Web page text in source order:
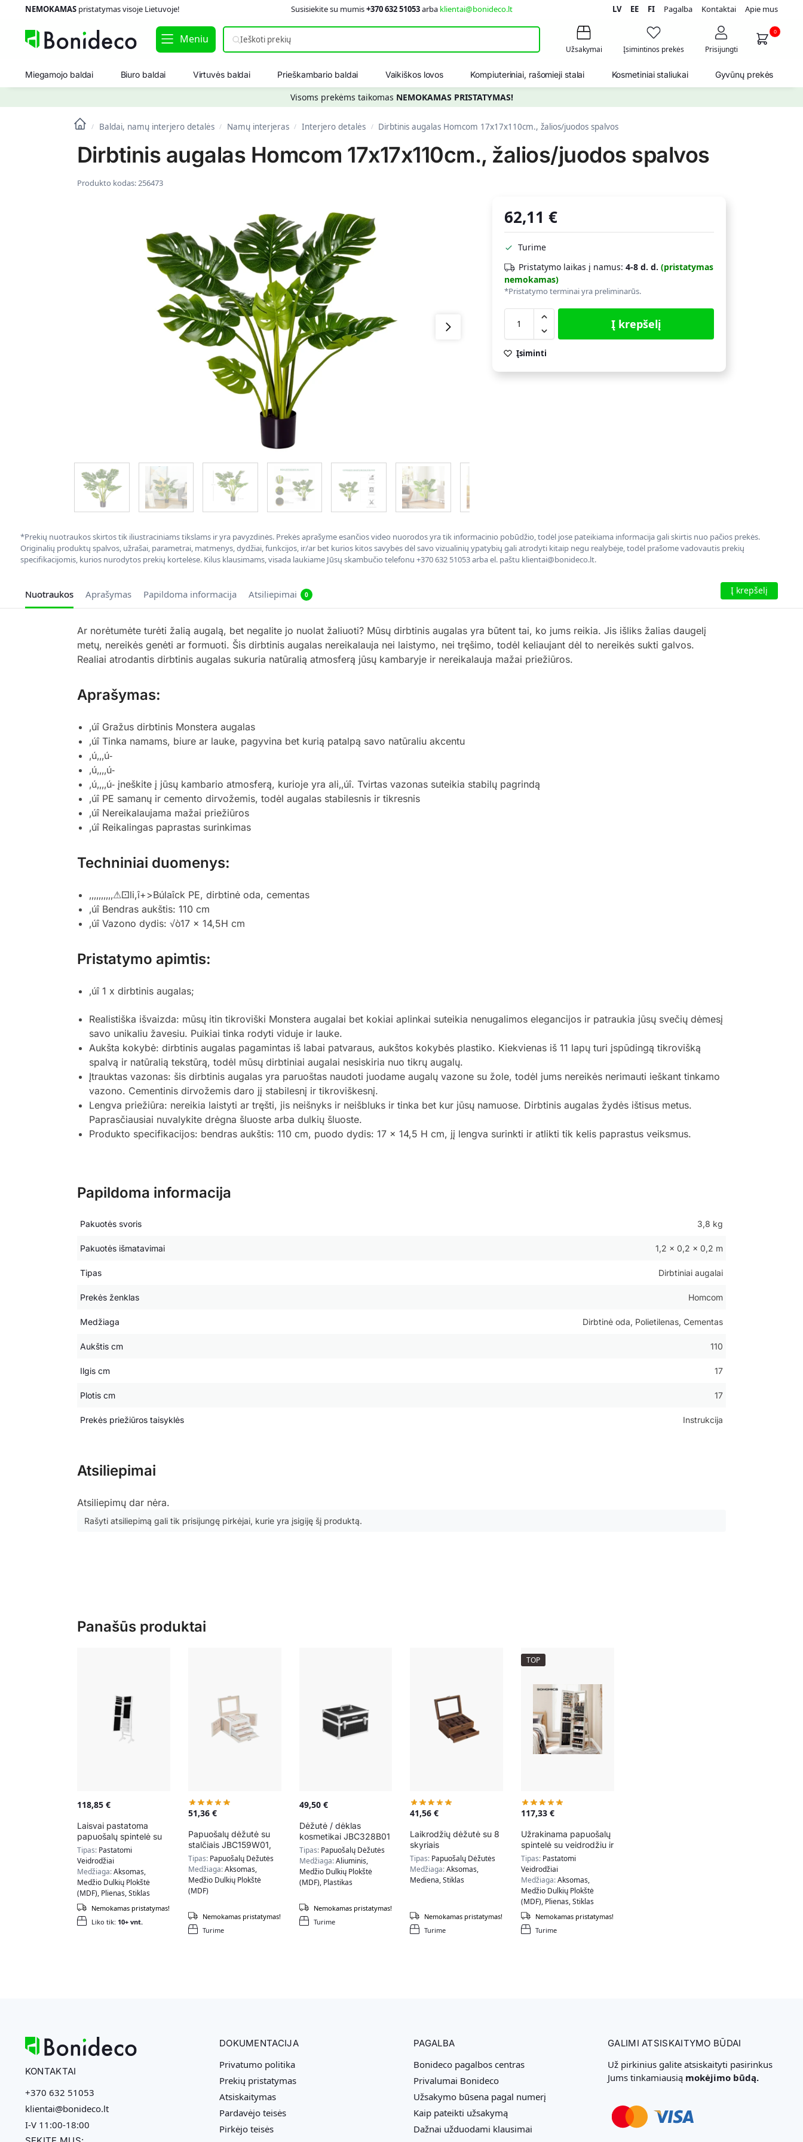
NEMOKAMASpristatymas visoje Lietuvoje! Susisiekite su mumis+370 632 51053arba klientai@bonideco.lt LV EE FI Pagalba Kontaktai Apie mus
Meniu
Užsakymai Įsimintinos prekės Prisijungti
0
Miegamojo baldai Biuro baldai Virtuvės baldai Prieškambario baldai Vaikiškos lovos Kompiuteriniai, rašomieji stalai Kosmetiniai staliukai Gyvūnų prekės
Visoms prekėms taikomas NEMOKAMAS PRISTATYMAS!
/ Baldai, namų interjero detalės / Namų interjeras / Interjero detalės / Dirbtinis augalas Homcom 17x17x110cm., žalios/juodos spalvos
Dirbtinis augalas Homcom 17x17x110cm., žalios/juodos spalvos
Produkto kodas:256473
62,11€
Turime
Pristatymo laikas į namus:4-8 d. d. (pristatymas
nemokamas)
*Pristatymo terminai yra preliminarūs.
Į krepšelį
Įsiminti
*Prekių nuotraukos skirtos tik iliustraciniams tikslams ir yra pavyzdinės. Prekės aprašyme esančios video nuorodos yra tik informacinio pobūdžio, todėl jose pateikiama informacija gali skirtis nuo pačios prekės.
Originalių produktų spalvos, užrašai, parametrai, matmenys, dydžiai, funkcijos, ir/ar bet kurios kitos savybės dėl savo vizualinių ypatybių gali atrodyti kitaip negu realybėje, todėl prašome vadovautis prekių
specifikacijomis, kurios nurodytos prekių kortelėse. Kilus klausimams, visada laukiame Jūsų skambučio telefonu +370 632 51053 arba el. paštu klientai@bonideco.lt.
Nuotraukos Aprašymas Papildoma informacija Atsiliepimai 0 Į krepšelį
Ar norėtumėte turėti žalią augalą, bet negalite jo nuolat žaliuoti? Mūsų dirbtinis augalas yra būtent tai, ko jums reikia. Jis išliks žalias daugelį
metų, nereikės genėti ar formuoti. Šis dirbtinis augalas nereikalauja nei laistymo, nei tręšimo, todėl keliaujant dėl ​​to nereikės sukti galvos.
Realiai atrodantis dirbtinis augalas sukuria natūralią atmosferą jūsų kambaryje ir nereikalauja mažai priežiūros.
Aprašymas:
‚úî Gražus dirbtinis Monstera augalas
‚úî Tinka namams, biure ar lauke, pagyvina bet kurią patalpą savo natūraliu akcentu
‚ú‚‚‚ú‐
‚ú‚‚‚‚ú‐
‚ú‚‚‚‚ú‐ įneškite į jūsų kambario atmosferą, kurioje yra ali‚‚úî. Tvirtas vazonas suteikia stabilų pagrindą
‚úî PE samanų ir cemento dirvožemis, todėl augalas stabilesnis ir tikresnis
‚úî Nereikalaujama mažai priežiūros
‚úî Reikalingas paprastas surinkimas
Techniniai duomenys:
‚‚‚‚‚‚‚‚‚‚⚠⚀li,î+>Búlaîck PE, dirbtinė oda, cementas
‚úî Bendras aukštis: 110 cm
‚úî Vazono dydis: √ò17 x 14,5H cm
Pristatymo apimtis:
‚úî 1 x dirbtinis augalas;
Realistiška išvaizda: mūsų itin tikroviški Monstera augalai bet kokiai aplinkai suteikia nenugalimos elegancijos ir patraukia jūsų svečių dėmesį
savo unikaliu žavesiu. Puikiai tinka rodyti viduje ir lauke.
Aukšta kokybė: dirbtinis augalas pagamintas iš labai patvaraus, aukštos kokybės plastiko. Kiekvienas iš 11 lapų turi įspūdingą tikrovišką
spalvą ir natūralią tekstūrą, todėl mūsų dirbtiniai augalai nesiskiria nuo tikrų augalų.
Įtrauktas vazonas: šis dirbtinis augalas yra paruoštas naudoti juodame augalų vazone su žole, todėl jums nereikės nerimauti ieškant tinkamo
vazono. Cementinis dirvožemis daro jį stabilesnį ir tikroviškesnį.
Lengva priežiūra: nereikia laistyti ar tręšti, jis neišnyks ir neišbluks ir tinka bet kur jūsų namuose. Dirbtinis augalas žydės ištisus metus.
Paprasčiausiai nuvalykite drėgna šluoste arba dulkių šluoste.
Produkto specifikacijos: bendras aukštis: 110 cm, puodo dydis: 17 x 14,5 H cm, jį lengva surinkti ir atlikti tik kelis paprastus veiksmus.
Papildoma informacija
Pakuotės svoris 3,8 kg
Pakuotės išmatavimai 1,2 × 0,2 × 0,2 m
Tipas Dirbtiniai augalai
Prekės ženklas Homcom
Medžiaga Dirbtinė oda, Polietilenas, Cementas
Aukštis cm 110
Ilgis cm 17
Plotis cm 17
Prekės priežiūros taisyklės Instrukcija
Atsiliepimai
Atsiliepimų dar nėra.
Rašyti atsiliepimą gali tik prisijungę pirkėjai, kurie yra įsigiję šį produktą.
Panašūs produktai
118,85 €
Laisvai pastatoma
papuošalų spintelė su
veidrodžiu JBC77W,
balta
Tipas: Pastatomi
Veidrodžiai
Medžiaga:Aksomas,
Medžio Dulkių Plokštė
(MDF), Plienas, Stiklas
Spalva:
Balta
Liko tik: 10+ vnt.
Nemokamas pristatymas!
51,36 €
Papuošalų dėžutė su
stalčiais JBC159W01,
balta
Tipas: Papuošalų Dėžutės
Medžiaga:Aksomas,
Medžio Dulkių Plokštė
(MDF)
Turime
Nemokamas pristatymas!
49,50 €
Dėžutė / dėklas
kosmetikai JBC328B01
Tipas: Papuošalų Dėžutės
Medžiaga:Aliuminis,
Medžio Dulkių Plokštė
(MDF), Plastikas
Turime
Nemokamas pristatymas!
41,56€
Laikrodžių dėžutė su 8
skyriais
Tipas: Papuošalų Dėžutės
Medžiaga:Aksomas,
Mediena, Stiklas
Turime
Nemokamas pristatymas!
TOP
117,33€
Užrakinama papuošalų
spintelė su veidrodžiu ir
LED apšvietimu
Tipas: Pastatomi
Veidrodžiai
Medžiaga:Aksomas,
Medžio Dulkių Plokštė
(MDF), Plienas, Stiklas
Spalva:
Balta
Turime
Nemokamas pristatymas!
KONTAKTAI
+370 632 51053
klientai@bonideco.lt
I-V 11:00-18:00
DOKUMENTACIJA
Privatumo politika
Prekių pristatymas
Atsiskaitymas
Pardavėjo teisės
Pirkėjo teisės
PAGALBA
Bonideco pagalbos centras
Privalumai Bonideco
Užsakymo būsena pagal numerį
Kaip pateikti užsakymą
Dažnai užduodami klausimai
GALIMI ATSISKAITYMO BŪDAI
Už pirkinius galite atsiskaityti pasirinkus
Jums tinkamiausią mokėjimo būdą.